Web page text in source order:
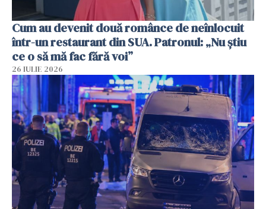
Cum au devenit două românce de neînlocuit
într-un restaurant din SUA. Patronul: „Nu știu
ce o să mă fac fără voi”
26 IULIE 2026